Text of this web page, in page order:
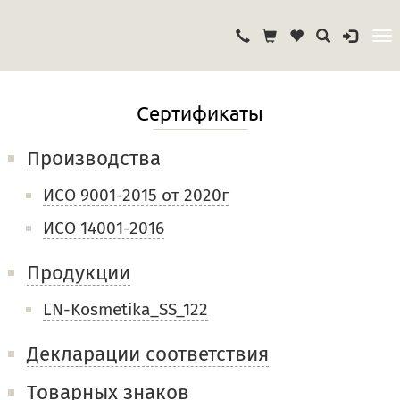
Сертификаты
Производства
ИСО 9001-2015 от 2020г
ИСО 14001-2016
Продукции
LN-Kosmetika_SS_122
Декларации соответствия
Товарных знаков